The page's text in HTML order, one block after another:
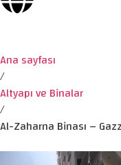
Ana sayfası
/
Altyapı ve Binalar
/
Al-Zaharna Binası –